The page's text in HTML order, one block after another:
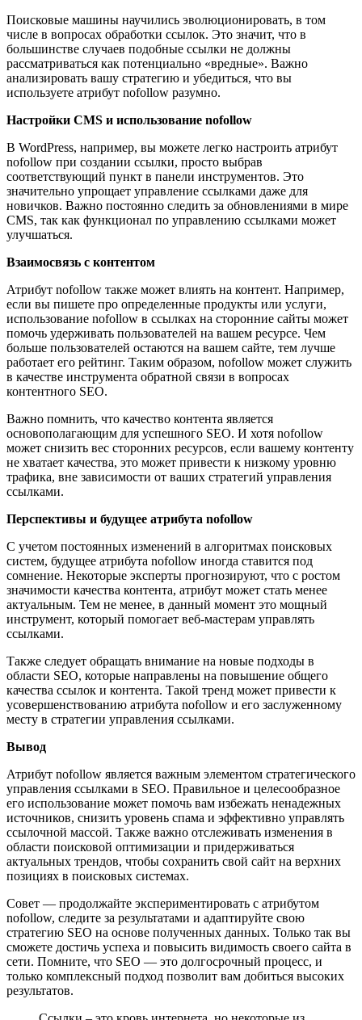
Поисковые машины научились эволюционировать, в том
числе в вопросах обработки ссылок. Это значит, что в
большинстве случаев подобные ссылки не должны
рассматриваться как потенциально «вредные». Важно
анализировать вашу стратегию и убедиться, что вы
используете атрибут nofollow разумно.
Настройки CMS и использование nofollow
В WordPress, например, вы можете легко настроить атрибут
nofollow при создании ссылки, просто выбрав
соответствующий пункт в панели инструментов. Это
значительно упрощает управление ссылками даже для
новичков. Важно постоянно следить за обновлениями в мире
CMS, так как функционал по управлению ссылками может
улучшаться.
Взаимосвязь с контентом
Атрибут nofollow также может влиять на контент. Например,
если вы пишете про определенные продукты или услуги,
использование nofollow в ссылках на сторонние сайты может
помочь удерживать пользователей на вашем ресурсе. Чем
больше пользователей остаются на вашем сайте, тем лучше
работает его рейтинг. Таким образом, nofollow может служить
в качестве инструмента обратной связи в вопросах
контентного SEO.
Важно помнить, что качество контента является
основополагающим для успешного SEO. И хотя nofollow
может снизить вес сторонних ресурсов, если вашему контенту
не хватает качества, это может привести к низкому уровню
трафика, вне зависимости от ваших стратегий управления
ссылками.
Перспективы и будущее атрибута nofollow
С учетом постоянных изменений в алгоритмах поисковых
систем, будущее атрибута nofollow иногда ставится под
сомнение. Некоторые эксперты прогнозируют, что с ростом
значимости качества контента, атрибут может стать менее
актуальным. Тем не менее, в данный момент это мощный
инструмент, который помогает веб-мастерам управлять
ссылками.
Также следует обращать внимание на новые подходы в
области SEO, которые направлены на повышение общего
качества ссылок и контента. Такой тренд может привести к
усовершенствованию атрибута nofollow и его заслуженному
месту в стратегии управления ссылками.
Вывод
Атрибут nofollow является важным элементом стратегического
управления ссылками в SEO. Правильное и целесообразное
его использование может помочь вам избежать ненадежных
источников, снизить уровень спама и эффективно управлять
ссылочной массой. Также важно отслеживать изменения в
области поисковой оптимизации и придерживаться
актуальных трендов, чтобы сохранить свой сайт на верхних
позициях в поисковых системах.
Совет — продолжайте экспериментировать с атрибутом
nofollow, следите за результатами и адаптируйте свою
стратегию SEO на основе полученных данных. Только так вы
сможете достичь успеха и повысить видимость своего сайта в
сети. Помните, что SEO — это долгосрочный процесс, и
только комплексный подход позволит вам добиться высоких
результатов.